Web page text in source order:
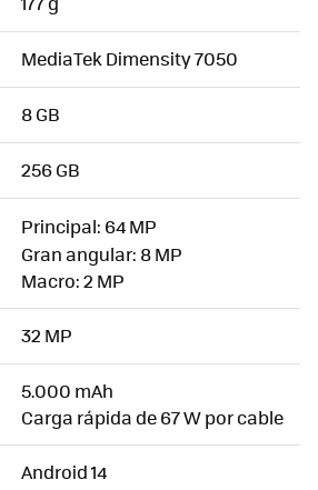
MediaTek Dimensity 7050
8 GB
256 GB
Principal: 64 MP
Gran angular: 8 MP
Macro: 2 MP
32 MP
5.000 mAh
Carga rápida de 67 W por cable
Android 14